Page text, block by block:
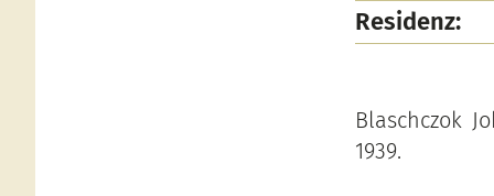
Residenz:
Blaschczok
1939.